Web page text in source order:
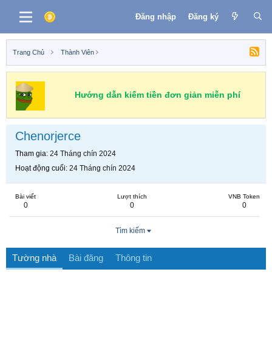
Đăng nhập Đăng ký
Trang Chủ Thành Viên
Hướng dẫn kiếm tiền đơn giản miễn phí
Chenorjerce
Tham gia 24 Tháng chín 2024
Hoạt động cuối 24 Tháng chín 2024
Bài viết
0
Lượt thích
0
VNB Token
0
Tìm kiếm
Tường nhà Bài đăng Thông tin